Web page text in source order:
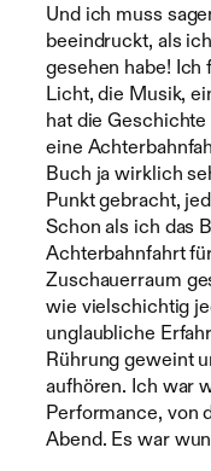
Und ich muss
beeindruckt, als
gesehen habe! Ich
Licht, die Musik,
hat die
eine
Buch ja wirklich
Punkt gebracht,
Schon als ich das
Achterbahnfahrt
Zuschauerraum
wie vielschichtig
unglaubliche
Rührung geweint
aufhören. Ich war
Performance, von
Abend. Es war